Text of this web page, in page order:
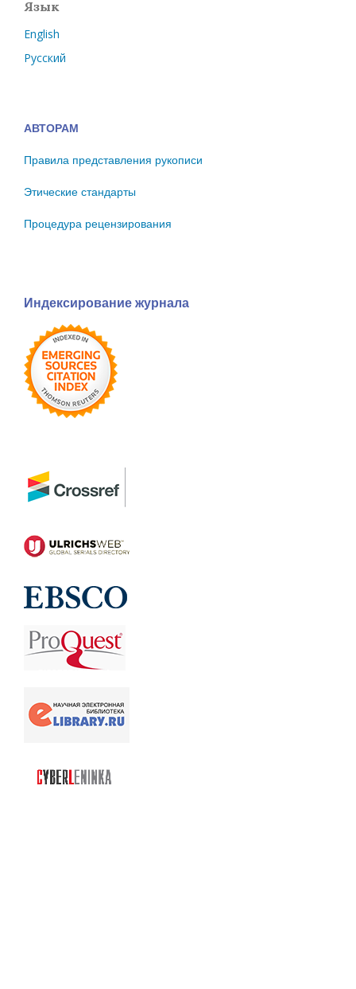
Язык
English
Русский
АВТОРАМ
Правила представления рукописи
Этические стандарты
Процедура рецензирования
Индексирование журнала